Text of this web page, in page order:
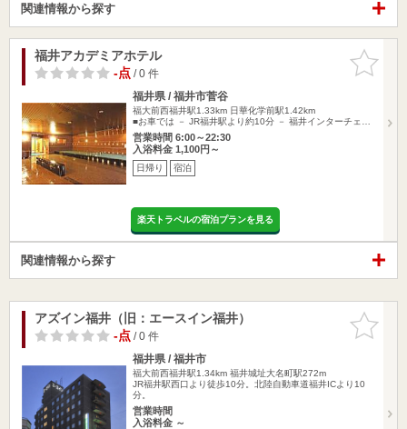
関連情報から探す
お気に入
りに追加
福井アカデミアホテル
-点/ 0 件
福井県 / 福井市菅谷
福大前西福井駅1.33km 日華化学前駅1.42km
■お車では － JR福井駅より約10分 － 福井インターチェ…
営業時間 6:00～22:30
入浴料金 1,100円～
日帰り 宿泊
楽天トラベルの宿泊プランを見る
関連情報から探す
お気に入
りに追加
アズイン福井（旧：エースイン福井）
-点/ 0 件
福井県 / 福井市
福大前西福井駅1.34km 福井城址大名町駅272m
JR福井駅西口より徒歩10分。北陸自動車道福井ICより10
分。
営業時間
入浴料金 ～